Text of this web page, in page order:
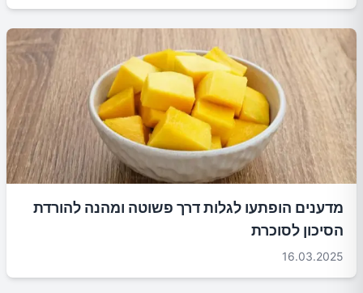
מדענים הופתעו לגלות דרך פשוטה ומהנה להורדת
הסיכון לסוכרת
16.03.2025